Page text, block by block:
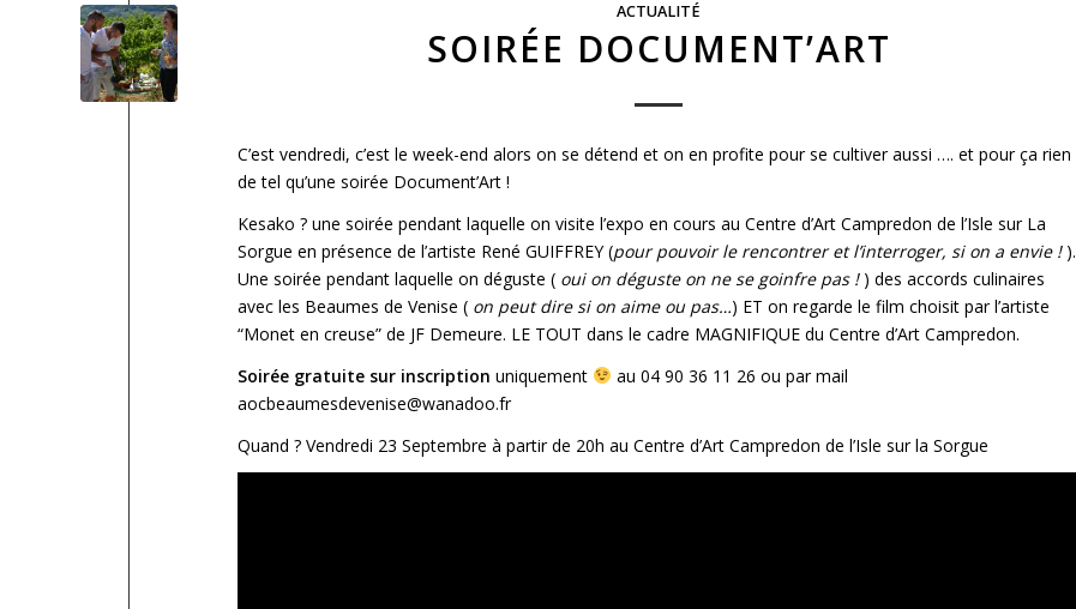
ACTUALITÉ
SOIRÉE DOCUMENT’ART
C’est vendredi, c’est le week-end alors on se détend et on en profite pour se cultiver aussi …. et pour ça rien
de tel qu’une soirée Document’Art !
Kesako ? une soirée pendant laquelle on visite l’expo en cours au Centre d’Art Campredon de l’Isle sur La
Sorgue en présence de l’artiste René GUIFFREY (pour pouvoir le rencontrer et l’interroger, si on a envie !).
Une soirée pendant laquelle on déguste ( oui on déguste on ne se goinfre pas !) des accords culinaires
avec les Beaumes de Venise ( on peut dire si on aime ou pas…) ET on regarde le film choisit par l’artiste
“Monet en creuse” de JF Demeure. LE TOUT dans le cadre MAGNIFIQUE du Centre d’Art Campredon.
Soirée gratuite sur inscription uniquement
au 04 90 36 11 26 ou par mail
aocbeaumesdevenise@wanadoo.fr
Quand ? Vendredi 23 Septembre à partir de 20h au Centre d’Art Campredon de l’Isle sur la Sorgue